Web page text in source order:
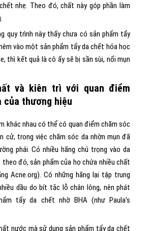
nhẹ. Theo đó, chất này góp phần làm
quy trình này thấy chưa có sản phẩm tẩy
vào một sản phẩm tẩy da chết hóa học
thì kết quả là cô ấy sẽ bị sần sùi, nổi mụn
và kiên trì với quan điểm
của thương hiệu
khác nhau có thể có quan điểm chăm sóc
cử, trong việc chăm sóc da nhờn mụn đã
phái. Có nhiều hãng chú trọng vào da
đó, sản phẩm của họ chứa nhiều chất
Acne.org). Có những hãng lại tập trung
dầu do bít tắc lỗ chân lông, nên phát
tẩy da chết nhờ BHA (như Paula’s
nước mà sử dụng sản phẩm tẩy da chết